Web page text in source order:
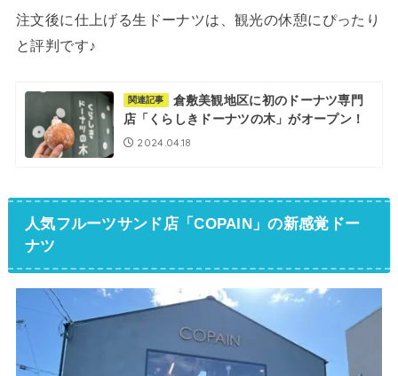
注文後に仕上げる生ドーナツは、観光の休憩にぴったり
と評判です♪
関連記事
倉敷美観地区に初のドーナツ専門
店「くらしきドーナツの木」がオープン！
2024.04.18
人気フルーツサンド店「COPAIN」の新感覚ドー
ナツ